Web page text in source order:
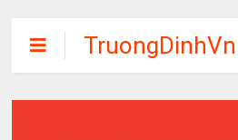
TruongDinhVn
Chia sẽ ebook,
các khóa học,